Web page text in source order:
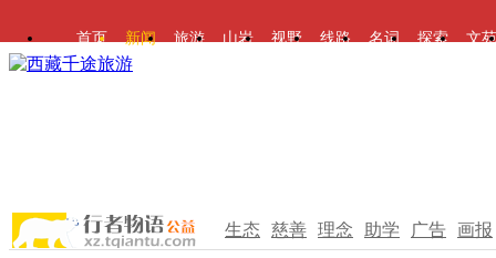
首页 新闻 旅游 山岩 视野 线路 名词 探索 文苑
生态 慈善 理念 助学 广告 画报